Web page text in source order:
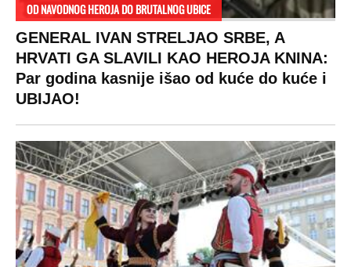
OD NAVODNOG HEROJA DO BRUTALNOG UBICE
GENERAL IVAN STRELJAO SRBE, A
HRVATI GA SLAVILI KAO HEROJA KNINA:
Par godina kasnije išao od kuće do kuće i
UBIJAO!